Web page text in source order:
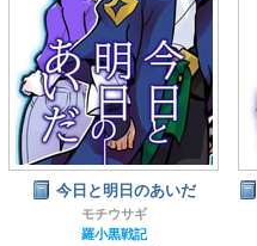
今日と明日のあいだ
モチウサギ
羅小黒戦記